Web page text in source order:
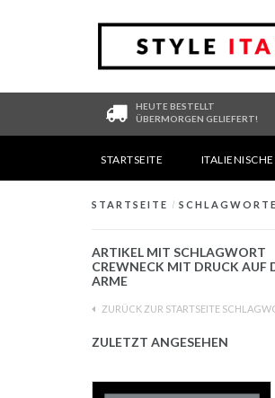
HEUTE BESTELLT
ÜBERMORGEN GELIEFERT!
STARTSEITE
STARTSEITE / SCHLAGWORTE
ARTIKEL MIT SCHLAGWORT
CREWNECK MIT DRUCK AUF
ARME
ZURÜCK ZUR STARTSEITE
ZULETZT ANGESEHEN